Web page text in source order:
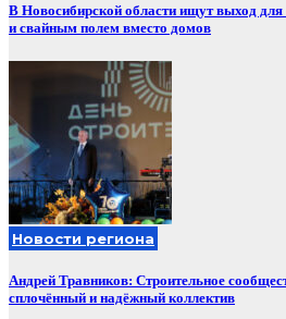
В Новосибирской области ищут выход
и свайным полем вместо домов
Новости региона
Андрей Травников: Строительное
сплочённый и надёжный коллектив